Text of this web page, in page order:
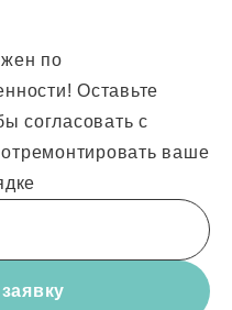
по
Оставьте
согласовать с
ваше